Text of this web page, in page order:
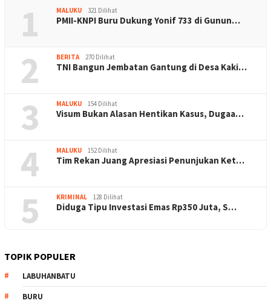
1 MALUKU 321 Dilihat
PMII-KNPI Buru Dukung Yonif 733 di Gunun…
2 BERITA 270 Dilihat
TNI Bangun Jembatan Gantung di Desa Kaki…
3 MALUKU 154 Dilihat
Visum Bukan Alasan Hentikan Kasus, Dugaa…
4 MALUKU 152 Dilihat
Tim Rekan Juang Apresiasi Penunjukan Ket…
5 KRIMINAL 128 Dilihat
Diduga Tipu Investasi Emas Rp350 Juta, S…
TOPIK POPULER
LABUHANBATU
BURU